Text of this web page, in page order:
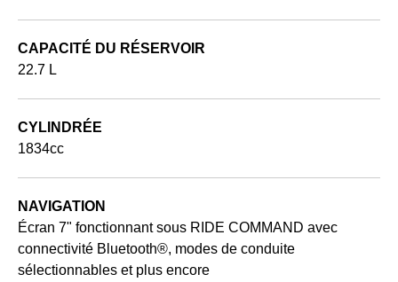
CAPACITÉ DU RÉSERVOIR
22.7 L
CYLINDRÉE
1834cc
NAVIGATION
Écran 7" fonctionnant sous RIDE COMMAND avec
connectivité Bluetooth®, modes de conduite
sélectionnables et plus encore